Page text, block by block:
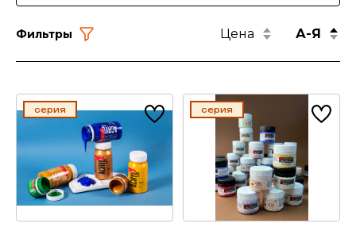
Фильтры Цена А-Я
серия серия